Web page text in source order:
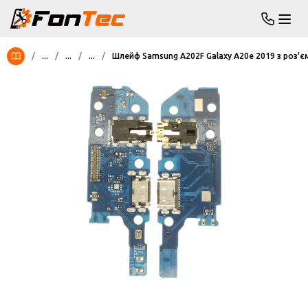
/ ... / ... / ... / Шлейф Samsung A202F Galaxy A20e 2019 з